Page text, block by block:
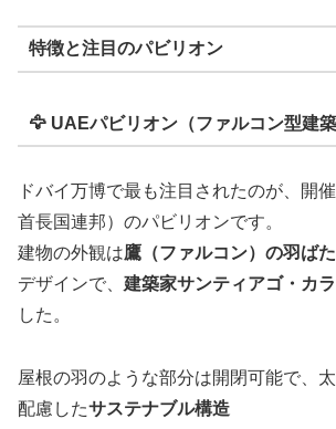
特徴と注目のパビリオン
🦅 UAEパビリオン（ファルコン型建
ドバイ万博で最も注目されたのが、開
首長国連邦）のパビリオンです。
建物の外観は鷹（ファルコン）の羽ば
デザインで、 建築家サンティアゴ・カ
した。
屋根の羽のような部分は開閉可能で、
配慮したサステナブル構造